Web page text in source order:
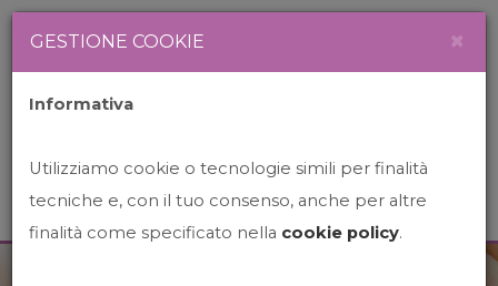
GESTIONE COOKIE ×
Informativa
Utilizziamo cookie o tecnologie simili per finalità
tecniche e, con il tuo consenso, anche per altre
finalità come specificato nella cookie policy.